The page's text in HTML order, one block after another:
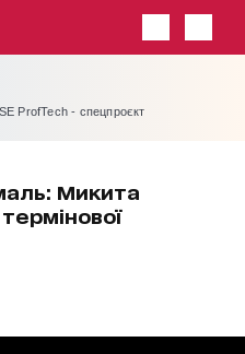
ProfTech - спецпроєкт
Микита